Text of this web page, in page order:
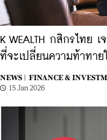
K WEALTH กสิกรไทย
ที่จะเปลี่ยนความท้าทาย
NEWS | FINANCE &
15 Jan 2026